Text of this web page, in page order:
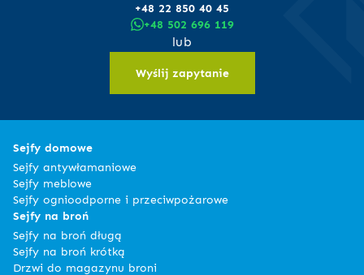
+48 22 850 40 45
+48 502 696 119
lub
Wyślij zapytanie
Sejfy domowe
Sejfy antywłamaniowe
Sejfy meblowe
Sejfy ognioodporne i przeciwpożarowe
Sejfy na broń
Sejfy na broń długą
Sejfy na broń krótką
Drzwi do magazynu broni